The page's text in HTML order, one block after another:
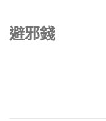
避邪錢